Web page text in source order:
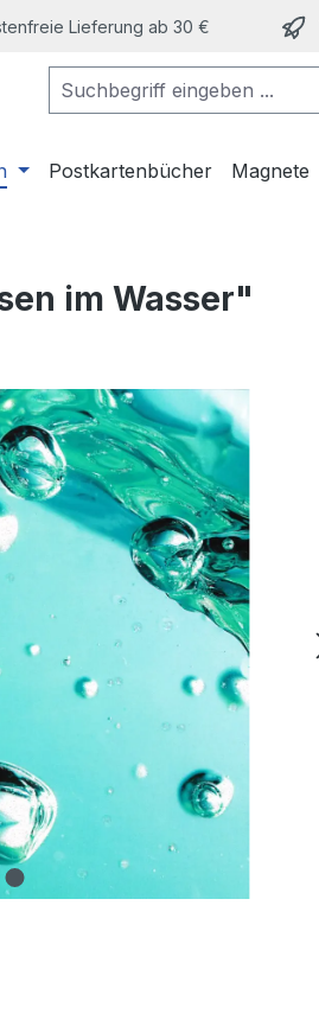
Lieferung ab 30 €
Postkartenbücher Magnete
im Wasser"